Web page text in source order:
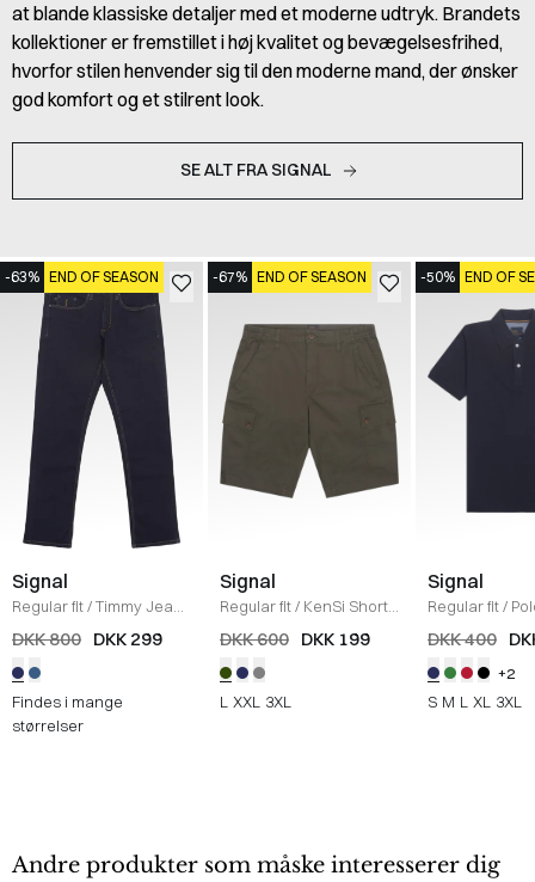
at blande klassiske detaljer med et moderne udtryk. Brandets
kollektioner er fremstillet i høj kvalitet og bevægelsesfrihed,
hvorfor stilen henvender sig til den moderne mand, der ønsker
god komfort og et stilrent look.
SE ALT FRA SIGNAL
-63% END OF SEASON
Signal
Regular fit/Timmy Jeans
/NAVY
DKK 800 DKK 299
Findes i mange
størrelser
-67% END OF SEASON
Signal
Regular fit/ KenSi Shorts
/ARMY
DKK 600 DKK 199
L XXL 3XL
-50% END OF
Signal
Regular fit/
NAVY
DKK 400
+2
S M L XL 3XL
Andre produkter som måske interesserer dig